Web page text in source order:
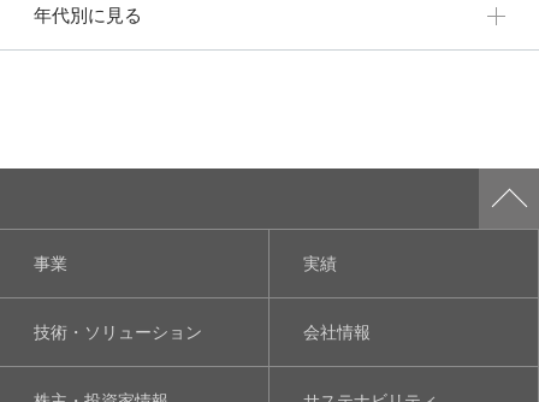
年代別に見る
事業 実績
技術・ソリューション 会社情報